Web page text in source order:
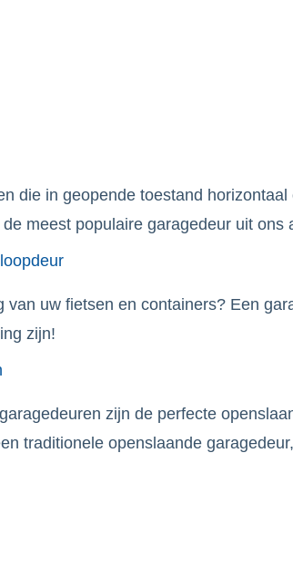
die in geopende toestand horizontaal
meest populaire garagedeur uit ons
uw fietsen en containers? Een
zijn!
zijn de perfecte
traditionele openslaande